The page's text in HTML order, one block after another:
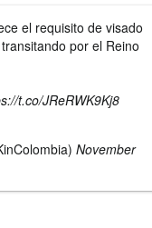
el requisito de visado
por el Reino
t.co/JReRWK9Kj8
November